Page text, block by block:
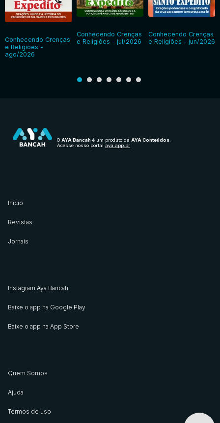
Conhecendo Crenças
e Religiões -
ago/2026
Conhecendo Crenças
e Religiões - jul/2026
Conhecendo Crenças
e Religiões - jun/2026
O AYA Bancah é um produto da AYA Conteúdos
Acesse nosso portal aya.app.br
Início
Revistas
Jornais
Instagram Aya Bancah
Baixe o app na Google Play
Baixe o app na App Store
Quem Somos
Ajuda
Termos de uso